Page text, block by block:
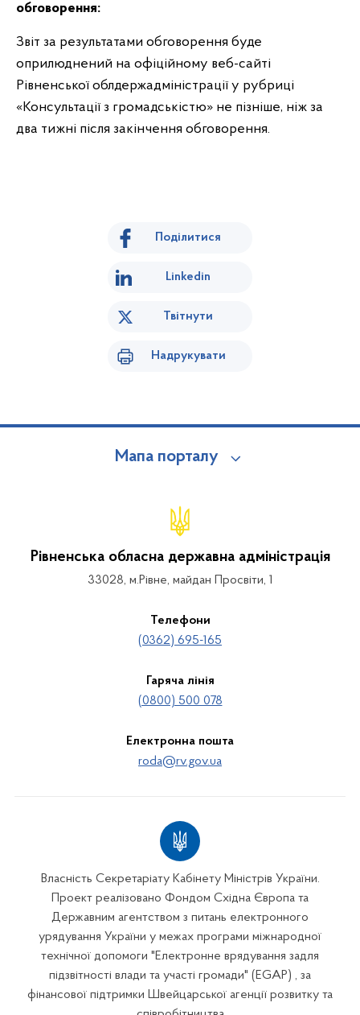
обговорення:
Звіт за результатами обговорення буде
оприлюднений на офіційному веб-сайті
Рівненської облдержадміністрації у рубриці
«Консультації з громадськістю» не пізніше, ніж за
два тижні після закінчення обговорення.
Поділитися
Linkedin
Твітнути
Надрукувати
Мапа порталу
Рівненська обласна державна адміністрація
33028, м.Рівне, майдан Просвіти, 1
Телефони
(0362) 695-165
Гаряча лінія
(0800) 500 078
Електронна пошта
roda@rv.gov.ua
Власність Секретаріату Кабінету Міністрів України.
Проект реалізовано Фондом Східна Європа та
Державним агентством з питань електронного
урядування України у межах програми міжнародної
технічної допомоги "Електронне врядування задля
підзвітності влади та участі громади" (EGAP) , за
фінансової підтримки Швейцарської агенції розвитку та